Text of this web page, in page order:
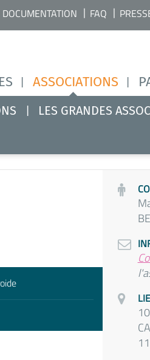
ASSOCIATIONS
DOCUMENTATION FAQ
LES GRANDES